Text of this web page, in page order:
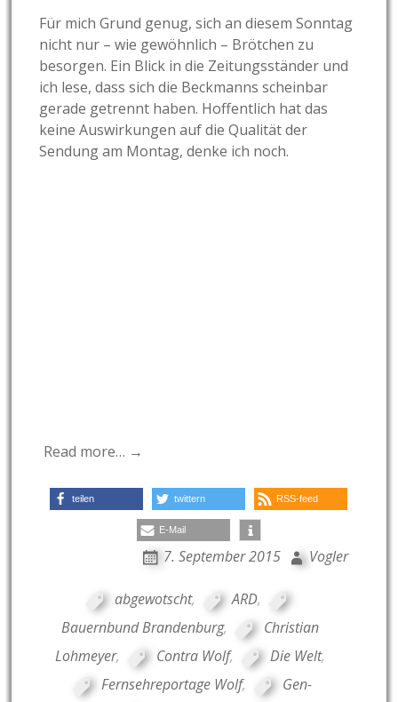
Für mich Grund genug, sich an diesem Sonntag
nicht nur – wie gewöhnlich – Brötchen zu
besorgen. Ein Blick in die Zeitungsständer und
ich lese, dass sich die Beckmanns scheinbar
gerade getrennt haben. Hoffentlich hat das
keine Auswirkungen auf die Qualität der
Sendung am Montag, denke ich noch.
Read more… →
teilen twittern RSS-feed
E-Mail
7. September 2015 Vogler
abgewotscht, ARD,
Bauernbund Brandenburg,
Christian
Lohmeyer, Contra Wolf, Die Welt,
Fernsehreportage Wolf,
Gen-